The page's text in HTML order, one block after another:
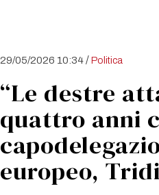
29/05/2026 10:34/Politica
“Le destre
quattro anni
europeo,